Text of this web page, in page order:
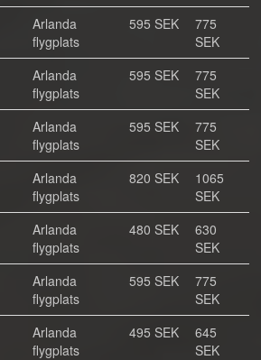
Arlanda
flygplats
595 SEK
775
SEK
Arlanda
flygplats
595 SEK
775
SEK
Arlanda
flygplats
595 SEK
775
SEK
Arlanda
flygplats
820 SEK
1065
SEK
Arlanda
flygplats
480 SEK
630
SEK
Arlanda
flygplats
595 SEK
775
SEK
Arlanda
flygplats
495 SEK
645
SEK